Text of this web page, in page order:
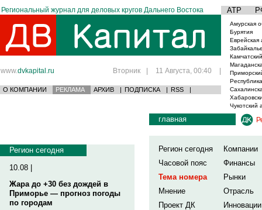
Региональный журнал для деловых кругов Дальнего Востока АТР
www.dvkapital.ru Вторник | 11 Августа, 00:40 |
О КОМПАНИИ РЕКЛАМА АРХИВ | ПОДПИСКА | RSS |
Амурская
Бурятия
Еврейская
Чукотский
Регион сегодня
10.08 |
Жара до +30 без дождей в
Приморье — прогноз погоды
по городам
главная
Регион сегодня
Компании
Часовой пояс
Финансы
Тема номера
Рынки
Мнение
Отрасль
Проект ДК
Инновации